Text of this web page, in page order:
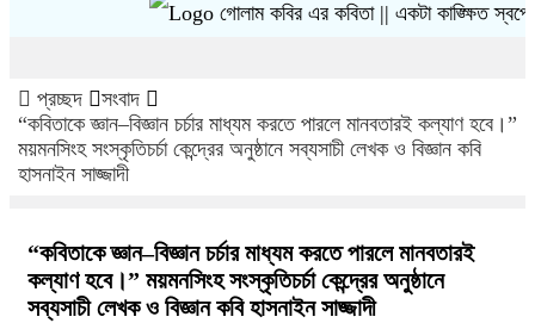
গোলাম কবির এর কবিতা || একটা কাঙ্ক্ষিত স্বপ্নের
প্রচ্ছদ
সংবাদ
“কবিতাকে জ্ঞান–বিজ্ঞান চর্চার মাধ্যম করতে পারলে মানবতারই কল্যাণ হবে।”
ময়মনসিংহ সংস্কৃতিচর্চা কেন্দ্রের অনুষ্ঠানে সব্যসাচী লেখক ও বিজ্ঞান কবি
হাসনাইন সাজ্জাদী
“কবিতাকে জ্ঞান–বিজ্ঞান চর্চার মাধ্যম করতে পারলে মানবতারই
কল্যাণ হবে।” ময়মনসিংহ সংস্কৃতিচর্চা কেন্দ্রের অনুষ্ঠানে
সব্যসাচী লেখক ও বিজ্ঞান কবি হাসনাইন সাজ্জাদী